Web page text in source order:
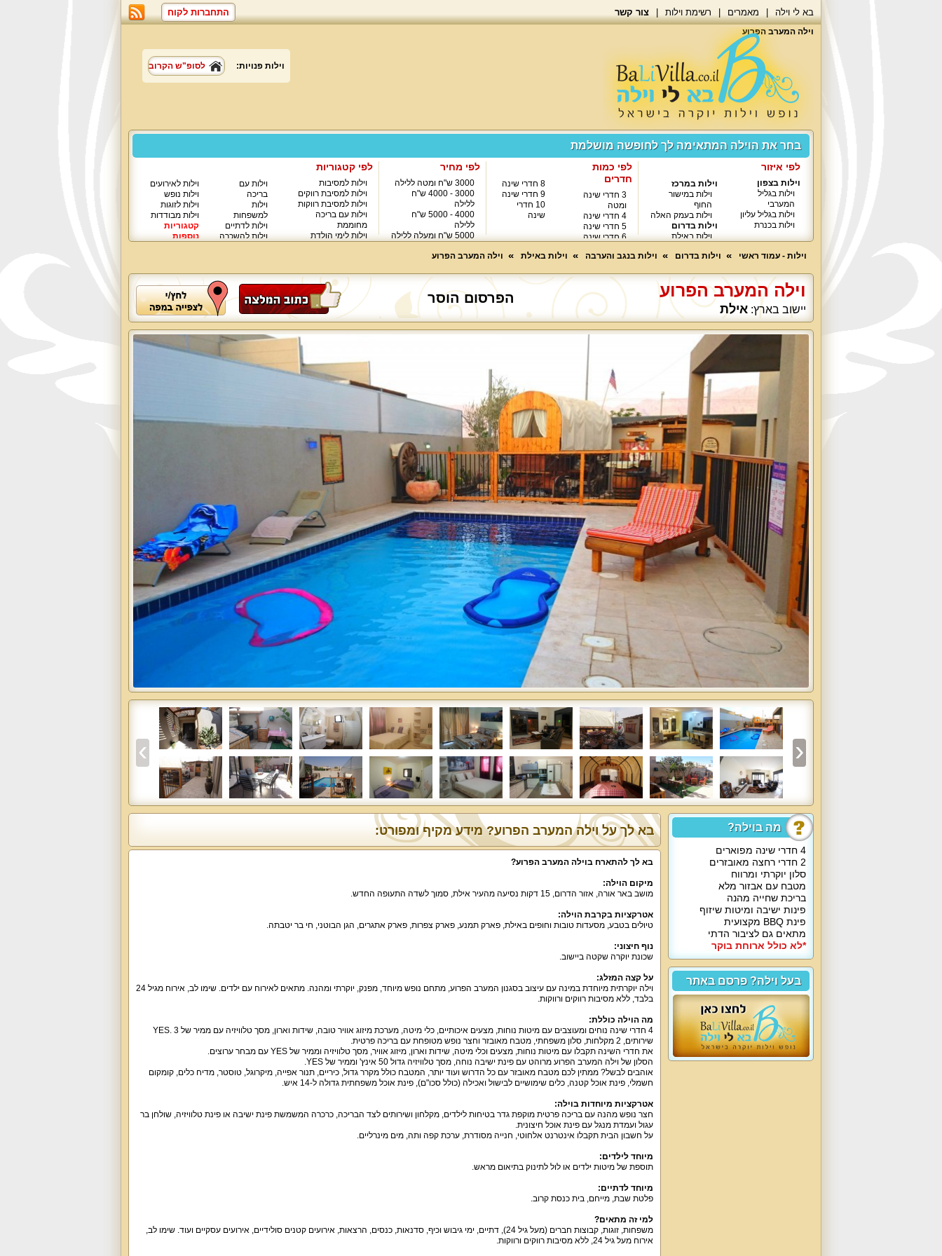
התחברות לקוח בא לי וילה מאמרים רשימת וילות צור קשר
וילה המערב הפרוע
וילות פנויות: לסופ"ש הקרוב
בחר את הוילה המתאימה לך לחופשה מושלמת
לפי איזור
וילות בצפון
וילות בגליל
המערבי
וילות בגליל עליון
וילות בכנרת
וילות במרכז
וילות במישור
החוף
וילות בעמק האלה
וילות בדרום
וילות באילת
לפי כמות
חדרים
3 חדרי שינה
ומטה
4 חדרי שינה
5 חדרי שינה
6 חדרי שינה
8 חדרי שינה
9 חדרי שינה
10 חדרי
שינה
לפי מחיר
3000 ש"ח ומטה ללילה
3000 - 4000 ש"ח
ללילה
4000 - 5000 ש"ח
ללילה
5000 ש"ח ומעלה ללילה
לפי קטגוריות
וילות למסיבות
וילות למסיבת רווקים
וילות למסיבת רווקות
וילות עם בריכה
מחוממת
וילות לימי הולדת
וילות עם
בריכה
וילות
למשפחות
וילות לדתיים
וילות להשכרה
וילות לאירועים
וילות נופש
וילות לזוגות
וילות מבודדות
קטגוריות
נוספות
וילות - עמוד ראשי
וילות בדרום וילות בנגב והערבה וילות באילת וילה המערב הפרוע
וילה המערב הפרוע
יישוב בארץ: אילת
הפרסום הוסר
מה בוילה?
4 חדרי שינה מפוארים
2 חדרי רחצה מאובזרים
סלון יוקרתי ומרווח
מטבח עם אבזור מלא
בריכת שחייה מהנה
פינות ישיבה ומיטות שיזוף
פינת BBQ מקצועית
מתאים גם לציבור הדתי
*לא כולל ארוחת בוקר
בעל וילה? פרסם באתר
בא לך על וילה המערב הפרוע? מידע מקיף ומפורט:
בא לך להתארח בוילה המערב הפרוע?
מיקום הוילה:
מושב באר אורה, אזור הדרום, 15 דקות נסיעה מהעיר אילת, סמוך לשדה התעופה החדש.
אטרקציות בקרבת הוילה:
טיולים בטבע, מסעדות טובות וחופים באילת, פארק תמנע, פארק צפרות, פארק אתגרים, הגן הבוטני, חי בר יטבתה.
נוף חיצוני:
שכונת יוקרה שקטה ביישוב.
על קצה המזלג:
וילה יוקרתית מיוחדת במינה עם עיצוב בסגנון המערב הפרוע, מתחם נופש מיוחד, מפנק, יוקרתי ומהנה. מתאים לאירוח עם ילדים. שימו לב, אירוח מגיל 24
בלבד, ללא מסיבות רווקים ורווקות.
מה הוילה כוללת:
4 חדרי שינה נוחים ומעוצבים עם מיטות נוחות, מצעים איכותיים, כלי מיטה, מערכת מיזוג אוויר טובה, שידות וארון, מסך טלוויזיה עם ממיר של YES. 3
שירותים, 2 מקלחות, סלון משפחתי, מטבח מאובזר וחצר נופש מטופחת עם בריכה פרטית.
את חדרי השינה תקבלו עם מיטות נוחות, מצעים וכלי מיטה, שידות וארון, מיזוג אוויר, מסך טלוויזיה וממיר של YES עם מבחר ערוצים.
הסלון של וילה המערב הפרוע מרוהט עם פינת ישיבה נוחה, מסך טלוויזיה גדול 50 אינץ' וממיר של YES.
אוהבים לבשל? ממתין לכם מטבח מאובזר עם כל הדרוש ועוד יותר, המטבח כולל מקרר גדול, כיריים, תנור אפייה, מיקרוגל, טוסטר, מדיח כלים, קומקום
חשמלי, פינת אוכל קטנה, כלים שימושיים לבישול ואכילה (כולל סכו"ם), פינת אוכל משפחתית גדולה ל-14 איש.
אטרקציות מיוחדות בוילה:
חצר נופש מהנה עם בריכה פרטית מוקפת גדר בטיחות לילדים, מקלחון ושירותים לצד הבריכה, כרכרה המשמשת פינת ישיבה או פינת טלוויזיה, שולחן בר
עגול ועמדת מנגל עם פינת אוכל חיצונית.
על חשבון הבית תקבלו אינטרנט אלחוטי, חנייה מסודרת, ערכת קפה ותה, מים מינרליים.
מיוחד לילדים:
תוספת של מיטות ילדים או לול לתינוק בתיאום מראש.
מיוחד לדתיים:
פלטת שבת, מייחם, בית כנסת קרוב.
למי זה מתאים?
משפחות, זוגות, קבוצות חברים (מעל גיל 24), דתיים, ימי גיבוש וכיף, סדנאות, כנסים, הרצאות, אירועים קטנים סולידיים, אירועים עסקיים ועוד. שימו לב,
אירוח מעל גיל 24, ללא מסיבות רווקים ורווקות.